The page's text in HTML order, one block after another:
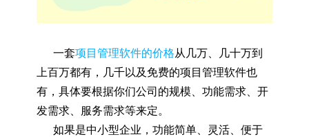
一套项目管理软件的价格从几万、几十万到
上百万都有，几千以及免费的项目管理软件也
有，具体要根据你们公司的规模、功能需求、开
发需求、服务需求等来定。
如果是中小型企业，功能简单、灵活、便于